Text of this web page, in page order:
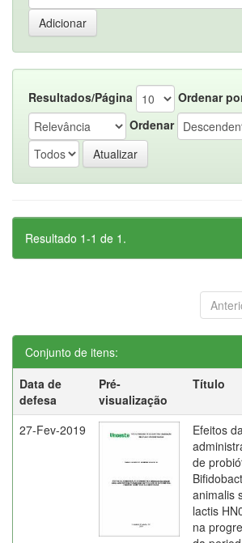
Resultados/Página
Ordenar
Ordenar
Resultado 1-1 de 1.
Conjunto de itens:
Data de
defesa
Pré-
visualização
Título
27-Fev-2019
Efeitos
de
animalis
lactis
na